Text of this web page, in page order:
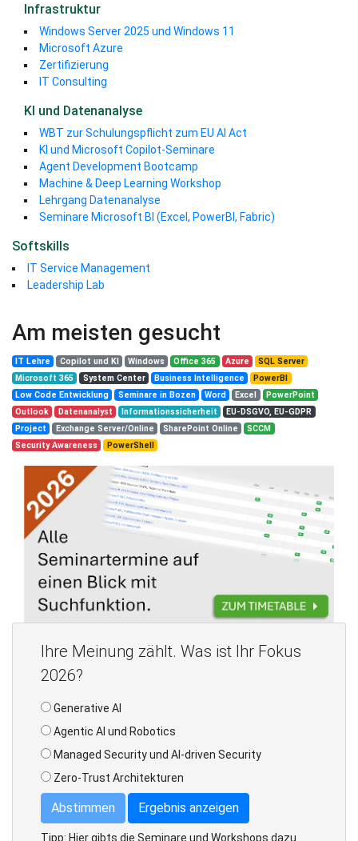
Infrastruktur
Windows Server 2025 und Windows 11
Microsoft Azure
Zertifizierung
IT Consulting
KI und Datenanalyse
WBT zur Schulungspflicht zum EU AI Act
KI und Microsoft Copilot-Seminare
Agent Development Bootcamp
Machine & Deep Learning Workshop
Lehrgang Datenanalyse
Seminare Microsoft BI (Excel, PowerBI, Fabric)
Softskills
IT Service Management
Leadership Lab
Am meisten gesucht
IT Lehre Copilot und KI Windows Office 365 Azure
SQL Server
Microsoft 365
System Center Business Intelligence
PowerBI
Low Code Entwicklung
Seminare in Bozen Word Excel
PowerPoint
Outlook
Datenanalyst Informationssicherheit
EU-DSGVO, EU-GDPR
Project
Exchange Server/Online SharePoint Online
SCCM
Security Awareness
PowerShell
Ihre Meinung zählt. Was ist Ihr Fokus
2026?
Generative AI
Agentic AI und Robotics
Managed Security und AI-driven Security
Zero-Trust Architekturen
Abstimmen Ergebnis anzeigen
Tipp: Hier gibts die Seminare und Workshops dazu.